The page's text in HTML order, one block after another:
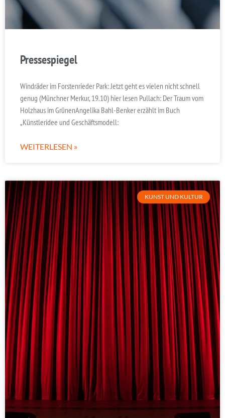
Pressespiegel
Windräder im Forstenrieder Park: Jetzt geht es vielen nicht schnell
genug (Münchner Merkur, 19.10) hier lesen Pullach: Der Traum vom
Holzhaus im GrünenAngelika Bahl-Benker erzählt im Buch
„Künstleridee und Geschäftsmodell:
WEITERLESEN »
KUNST UND KULTUR